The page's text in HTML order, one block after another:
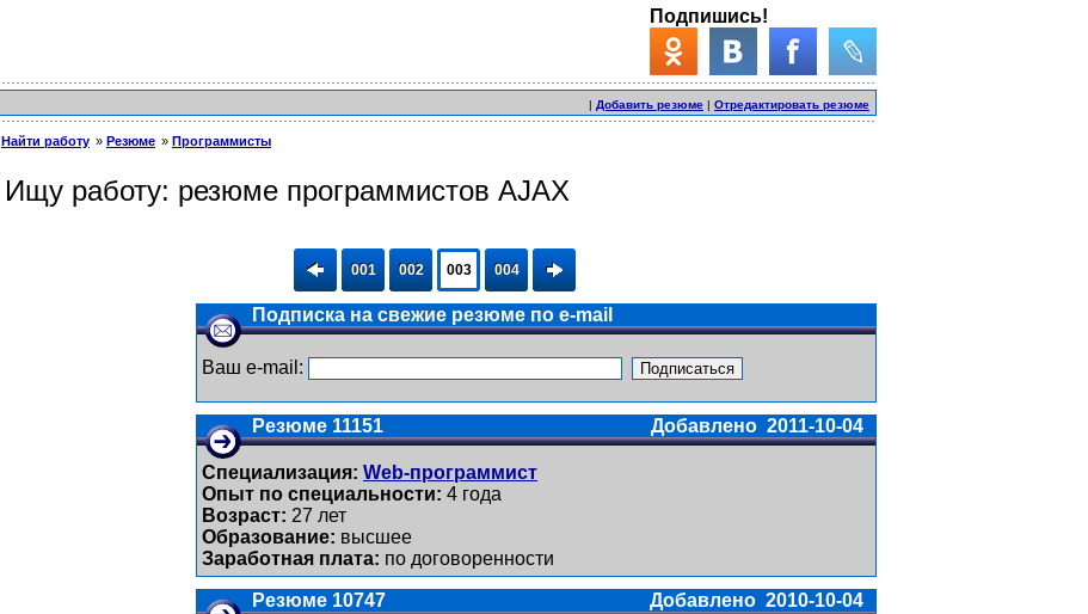
Подпишись!
| Добавить резюме | Отредактировать резюме
Найти работу Резюме Программисты
Ищу работу: резюме программистов AJAX
001 002 003 004
Подписка на свежие резюме по e-mail
Ваш e-mail:
Резюме 11151 Добавлено 2011-10-04
Специализация: Web-программист
Опыт по специальности: 4 года
Возраст: 27 лет
Образование: высшее
Заработная плата: по договоренности
Резюме 10747 Добавлено 2010-10-04